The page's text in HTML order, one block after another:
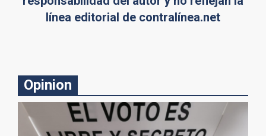
línea editorial de contralínea.net
Opinion